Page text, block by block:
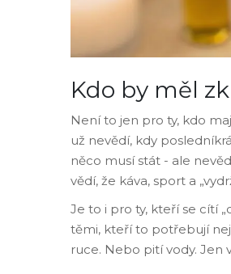
Kdo by měl
Není to jen pro ty, kdo
už nevědí, kdy
něco musí stát - ale
vědí, že káva, sport a
Je to i pro ty, kteří se cítí
těmi, kteří to potřebují
ruce. Nebo pití vody. Jen